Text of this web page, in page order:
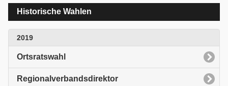
Historische Wahlen
2019
Ortsratswahl
Regionalverbandsdirektor